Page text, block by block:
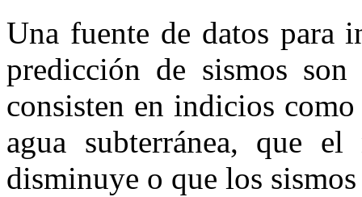
Una fuente de datos para
predicción de sismos son
consisten en indicios
agua subterránea, que
disminuye o que los